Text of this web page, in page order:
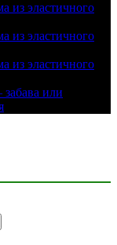
из эластичного
из эластичного
из эластичного
или